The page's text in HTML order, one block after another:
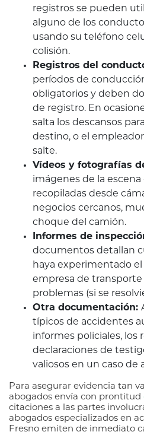
registros se pueden
alguno de los
usando su teléfono
colisión.
Registros del
períodos de
obligatorios y deben
de registro. En
salta los descansos
destino, o el
salte.
Vídeos y fotografías
imágenes de la
recopiladas desde
negocios cercanos,
choque del camión.
Informes de
documentos detallan
haya experimentado
empresa de transporte
problemas (si se
Otra documentación:
típicos de accidentes
informes policiales, los
declaraciones de
valiosos en un caso de
Para asegurar evidencia tan
abogados envía con prontitud
citaciones a las partes
abogados especializados en
Fresno emiten de inmediato